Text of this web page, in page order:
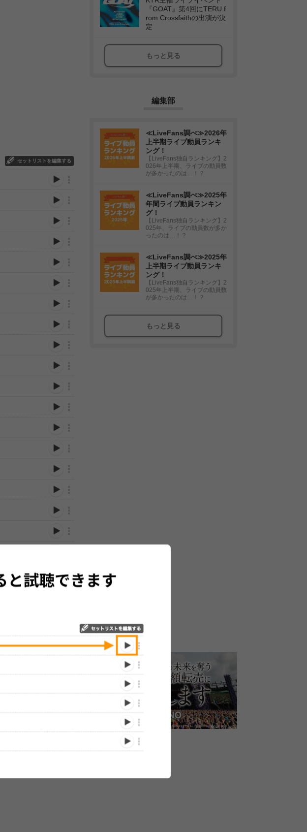
セットリストを編集する
ットリストの誤りを報告する
『GOAT』第4回にTERU f
rom Crossfaithの出演が決
定
もっと見る
編集部
≪LiveFans調べ≫2026年
上半期ライブ動員ランキ
ング！
【LiveFans独自ランキング】2
026年上半期、ライブの動員数
が多かったのは…！？
≪LiveFans調べ≫2025年
年間ライブ動員ランキン
グ！
【LiveFans独自ランキング】2
025年、ライブの動員数が多か
ったのは…！？
≪LiveFans調べ≫2025年
上半期ライブ動員ランキ
ング！
【LiveFans独自ランキング】2
025年上半期、ライブの動員数
が多かったのは…！？
もっと見る